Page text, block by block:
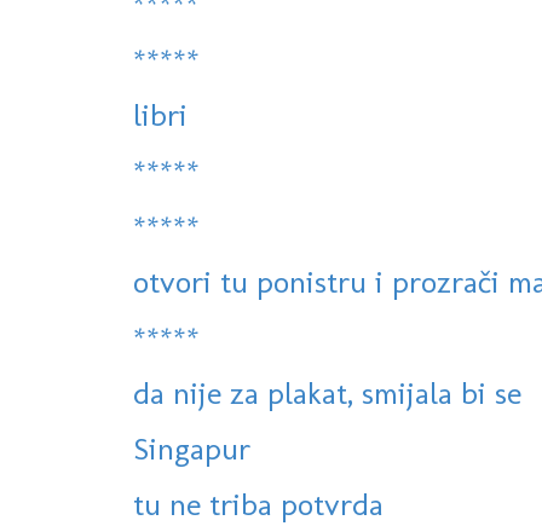
*****
libri
*****
*****
otvori tu ponistru i prozrači
*****
da nije za plakat, smijala bi se
Singapur
tu ne triba potvrda